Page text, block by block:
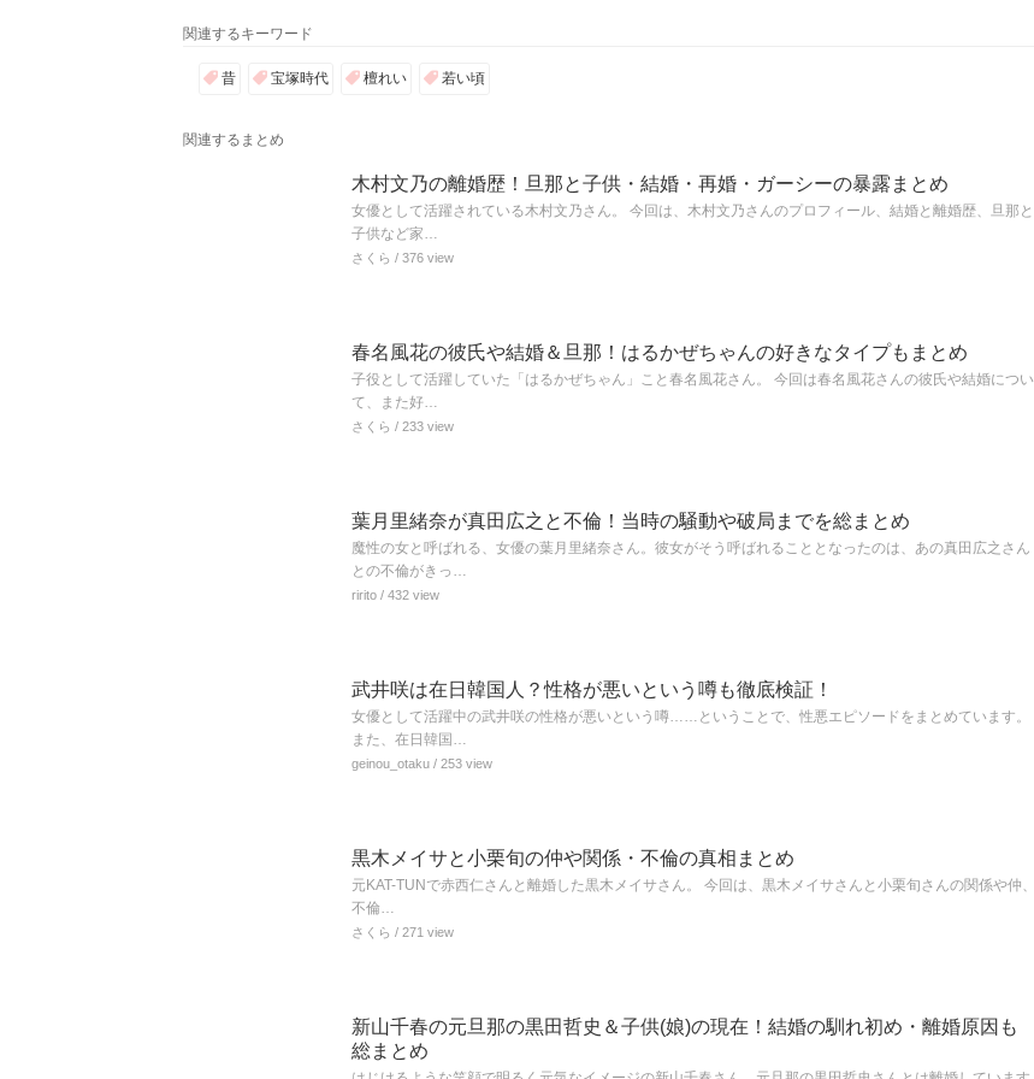
関連するキーワード
昔 宝塚時代 檀れい 若い頃
関連するまとめ
木村文乃の離婚歴！旦那と子供・結婚・再婚・ガーシーの暴露まとめ
女優として活躍されている木村文乃さん。 今回は、木村文乃さんのプロフィール、結婚と離婚歴、旦那と
子供など家…
さくら / 376 view
春名風花の彼氏や結婚＆旦那！はるかぜちゃんの好きなタイプもまとめ
子役として活躍していた「はるかぜちゃん」こと春名風花さん。 今回は春名風花さんの彼氏や結婚につい
て、また好…
さくら / 233 view
葉月里緒奈が真田広之と不倫！当時の騒動や破局までを総まとめ
魔性の女と呼ばれる、女優の葉月里緒奈さん。彼女がそう呼ばれることとなったのは、あの真田広之さん
との不倫がきっ…
ririto / 432 view
武井咲は在日韓国人？性格が悪いという噂も徹底検証！
女優として活躍中の武井咲の性格が悪いという噂……ということで、性悪エピソードをまとめています。
また、在日韓国…
geinou_otaku / 253 view
黒木メイサと小栗旬の仲や関係・不倫の真相まとめ
元KAT-TUNで赤西仁さんと離婚した黒木メイサさん。 今回は、黒木メイサさんと小栗旬さんの関係や仲、
不倫…
さくら / 271 view
新山千春の元旦那の黒田哲史＆子供(娘)の現在！結婚の馴れ初め・離婚原因も
総まとめ